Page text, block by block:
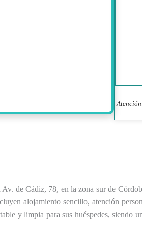
de Cádiz, 78, en la zona sur de
alojamiento sencillo, atención
y limpia para sus huéspedes,